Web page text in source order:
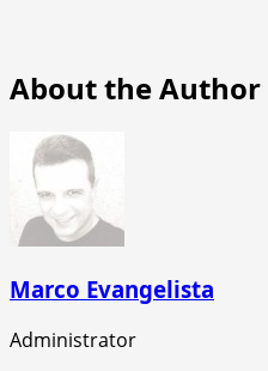
About the Author
Marco Evangelista
Administrator